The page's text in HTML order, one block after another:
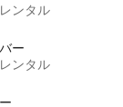
ンタル
ー
ンタル